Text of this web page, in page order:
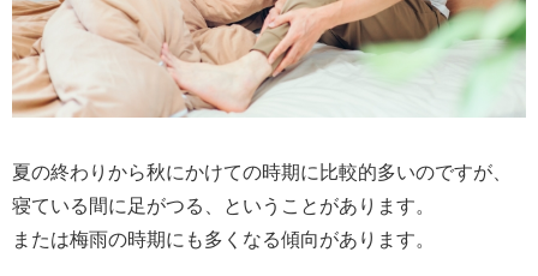
夏の終わりから秋にかけての時期に比較的多いのですが、
寝ている間に足がつる、ということがあります。
または梅雨の時期にも多くなる傾向があります。